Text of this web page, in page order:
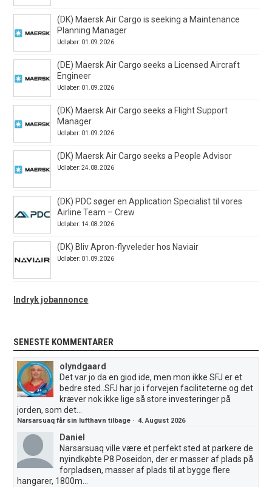
(DK) Maersk Air Cargo is seeking a Maintenance
Planning Manager
Udløber: 01.09.2026
(DE) Maersk Air Cargo seeks a Licensed Aircraft
Engineer
Udløber: 01.09.2026
(DK) Maersk Air Cargo seeks a Flight Support
Manager
Udløber: 01.09.2026
(DK) Maersk Air Cargo seeks a People Advisor
Udløber: 24.08.2026
(DK) PDC søger en Application Specialist til vores
Airline Team – Crew
Udløber: 14.08.2026
(DK) Bliv Apron-flyveleder hos Naviair
Udløber: 01.09.2026
Indryk jobannonce
SENESTE KOMMENTARER
olyndgaard
Det var jo da en giod ide, men mon ikke SFJ er et
bedre sted..SFJ har jo i forvejen faciliteterne og det
kræver nok ikke lige så store investeringer på
jorden, som det...
Narsarsuaq får sin lufthavn tilbage ·4. August 2026
Daniel
Narsarsuaq ville være et perfekt sted at parkere de
nyindkøbte P8 Poseidon, der er masser af plads på
forpladsen, masser af plads til at bygge flere
hangarer, 1800m...